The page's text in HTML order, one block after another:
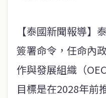
【泰國新聞報導】
簽署命令，任命內
作與發展組織（
目標是在2028年前